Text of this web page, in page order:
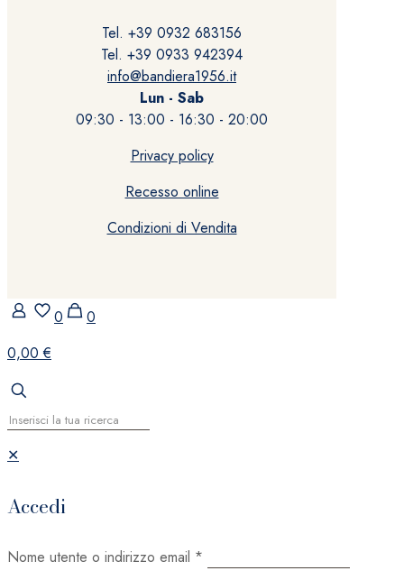
Tel. +39 0932 683156
Tel. +39 0933 942394
info@bandiera1956.it
Lun - Sab
09:30 - 13:00 - 16:30 - 20:00
Privacy policy
Recesso online
Condizioni di Vendita
0
0
0,00 €
✕
Accedi
Nome utente o indirizzo email *